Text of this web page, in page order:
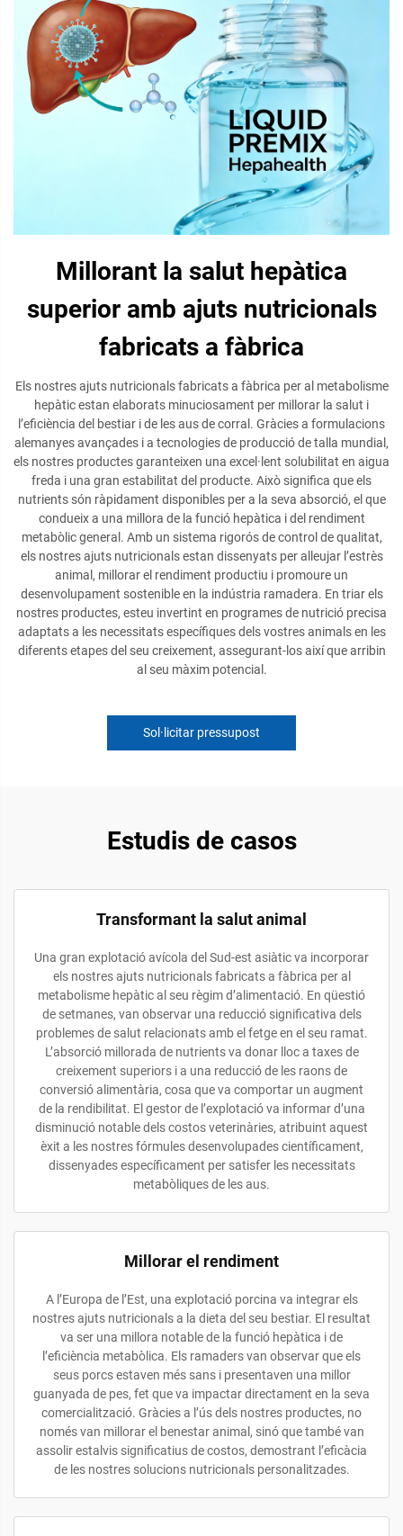
Millorant la salut hepàtica
superior amb ajuts nutricionals
fabricats a fàbrica
Els nostres ajuts nutricionals fabricats a fàbrica per al metabolisme
hepàtic estan elaborats minuciosament per millorar la salut i
l’eficiència del bestiar i de les aus de corral. Gràcies a formulacions
alemanyes avançades i a tecnologies de producció de talla mundial,
els nostres productes garanteixen una excel·lent solubilitat en aigua
freda i una gran estabilitat del producte. Això significa que els
nutrients són ràpidament disponibles per a la seva absorció, el que
condueix a una millora de la funció hepàtica i del rendiment
metabòlic general. Amb un sistema rigorós de control de qualitat,
els nostres ajuts nutricionals estan dissenyats per alleujar l’estrès
animal, millorar el rendiment productiu i promoure un
desenvolupament sostenible en la indústria ramadera. En triar els
nostres productes, esteu invertint en programes de nutrició precisa
adaptats a les necessitats específiques dels vostres animals en les
diferents etapes del seu creixement, assegurant-los així que arribin
al seu màxim potencial.
Sol·licitar pressupost
Estudis de casos
Transformant la salut animal
Una gran explotació avícola del Sud-est asiàtic va incorporar
els nostres ajuts nutricionals fabricats a fàbrica per al
metabolisme hepàtic al seu règim d’alimentació. En qüestió
de setmanes, van observar una reducció significativa dels
problemes de salut relacionats amb el fetge en el seu ramat.
L’absorció millorada de nutrients va donar lloc a taxes de
creixement superiors i a una reducció de les raons de
conversió alimentària, cosa que va comportar un augment
de la rendibilitat. El gestor de l’explotació va informar d’una
disminució notable dels costos veterinàries, atribuint aquest
èxit a les nostres fórmules desenvolupades científicament,
dissenyades específicament per satisfer les necessitats
metabòliques de les aus.
Millorar el rendiment
A l’Europa de l’Est, una explotació porcina va integrar els
nostres ajuts nutricionals a la dieta del seu bestiar. El resultat
va ser una millora notable de la funció hepàtica i de
l’eficiència metabòlica. Els ramaders van observar que els
seus porcs estaven més sans i presentaven una millor
guanyada de pes, fet que va impactar directament en la seva
comercialització. Gràcies a l’ús dels nostres productes, no
només van millorar el benestar animal, sinó que també van
assolir estalvis significatius de costos, demostrant l’eficàcia
de les nostres solucions nutricionals personalitzades.